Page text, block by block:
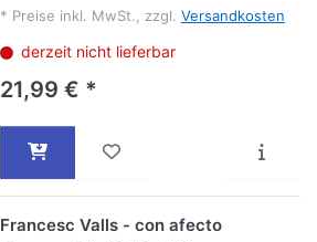
* Preise inkl. MwSt., zzgl. Versandkosten
derzeit nicht lieferbar
21,99 € *
Francesc Valls - con afecto